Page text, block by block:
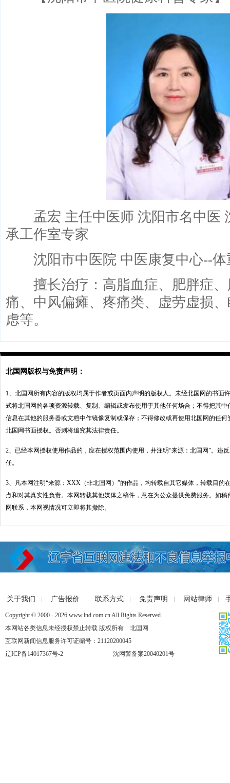
孟宏 主任中医师 沈阳市名中医
承工作室专家
沈阳市中医院 中医康复中心--体
擅长治疗：高脂血症、肥胖症、
痛、中风偏瘫、疼痛类、虚劳虚损
虑等。
北国网版权与免责声明：
1、北国网所有内容的版权均属于作者或页面内声明的版权人。未经北国网的书面
式将北国网的各项资源转载、复制、编辑或发布使用于其他任何场合；不得把其
信息在其他的服务器或文档中作镜像复制或保存；不得修改或再使用北国网的任
北国网书面授权。否则将追究其法律责任。
2、已经本网授权使用作品的，应在授权范围内使用，并注明“来源：北国网”。违
任。
3、凡本网注明“来源：XXX（非北国网）”的作品，均转载自其它媒体，转载目的
点和对其真实性负责。本网转载其他媒体之稿件，意在为公众提供免费服务。如
网联系，本网视情况可立即将其撤除。
关于我们 广告报价 联系方式 免责声明 网站律师
Copyright © 2000 - 2026 www.lnd.com.cn All Rights Reserved.
本网站各类信息未经授权禁止转载 版权所有 北国网
互联网新闻信息服务许可证编号：21120200045
辽ICP备14017367号-2
沈网警备案20040201号